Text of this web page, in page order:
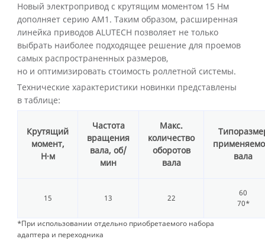
Новый электропривод с крутящим моментом 15 Нм
дополняет серию АМ1. Таким образом, расширенная
линейка приводов ALUTECH позволяет не только
выбрать наиболее подходящее решение для проемов
самых распространенных размеров,
но и оптимизировать стоимость роллетной системы.
Технические характеристики новинки представлены
в таблице:
Крутящий
момент,
Н·м
Частота
вращения
вала, об/
мин
Макс.
количество
оборотов
вала
вала
15 13 22
60
70*
*При использовании отдельно приобретаемого набора
адаптера и переходника